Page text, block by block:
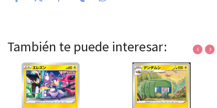
También te puede interesar: ‹ ›